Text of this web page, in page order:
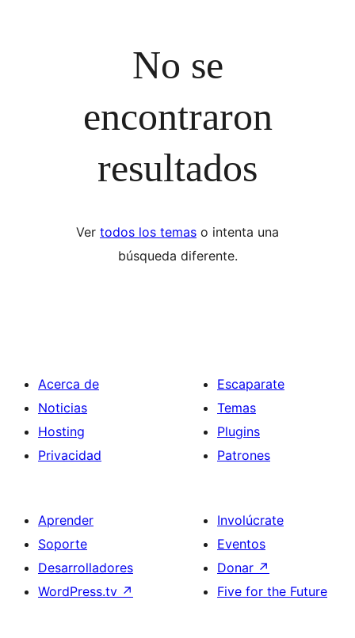
No se
encontraron
resultados
Ver todos los temas o intenta una
búsqueda diferente.
Acerca de
Noticias
Hosting
Privacidad
Escaparate
Temas
Plugins
Patrones
Aprender
Soporte
Desarrolladores
WordPress.tv ↗
Involúcrate
Eventos
Donar ↗
Five for the Future